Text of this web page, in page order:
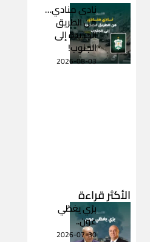
نادى منادي…
من الطريق
الجديدة إلى
الجنوب!
2026-08-03
الأكثر قراءة
برّي يغطّي
عون..
2026-07-30